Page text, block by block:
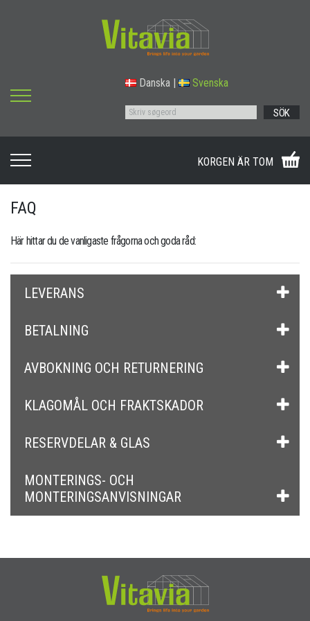
Danska Svenska
SÖK
KORGEN ÄR TOM
FAQ
Här hittar du de vanligaste frågorna och goda råd:
LEVERANS
BETALNING
AVBOKNING OCH RETURNERING
KLAGOMÅL OCH FRAKTSKADOR
RESERVDELAR & GLAS
MONTERINGS- OCH
MONTERINGSANVISNINGAR